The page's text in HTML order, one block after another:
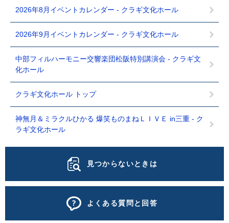
2026年8月イベントカレンダー - クラギ文化ホール
2026年9月イベントカレンダー - クラギ文化ホール
中部フィルハーモニー交響楽団松阪特別講演会 - クラギ文
化ホール
クラギ文化ホール トップ
神無月＆ミラクルひかる 爆笑ものまねＬＩＶＥ in三重 - ク
ラギ文化ホール
見つからないときは
よくある質問と回答